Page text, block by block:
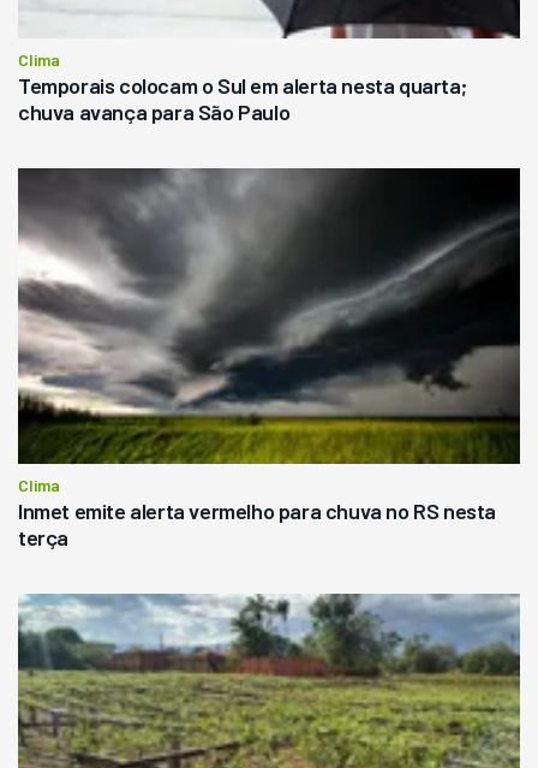
Clima
Temporais colocam o Sul em alerta nesta quarta;
chuva avança para São Paulo
Clima
Inmet emite alerta vermelho para chuva no RS nesta
terça